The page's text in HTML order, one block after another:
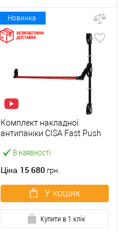
Новинка
В наявності
Комплект накладної
антипаніки CISA Fast Push
точковий вбік червона
Ціна 15 680 грн.
У кошик
Купити в 1 клік